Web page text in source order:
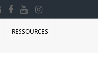
RESSOURCES